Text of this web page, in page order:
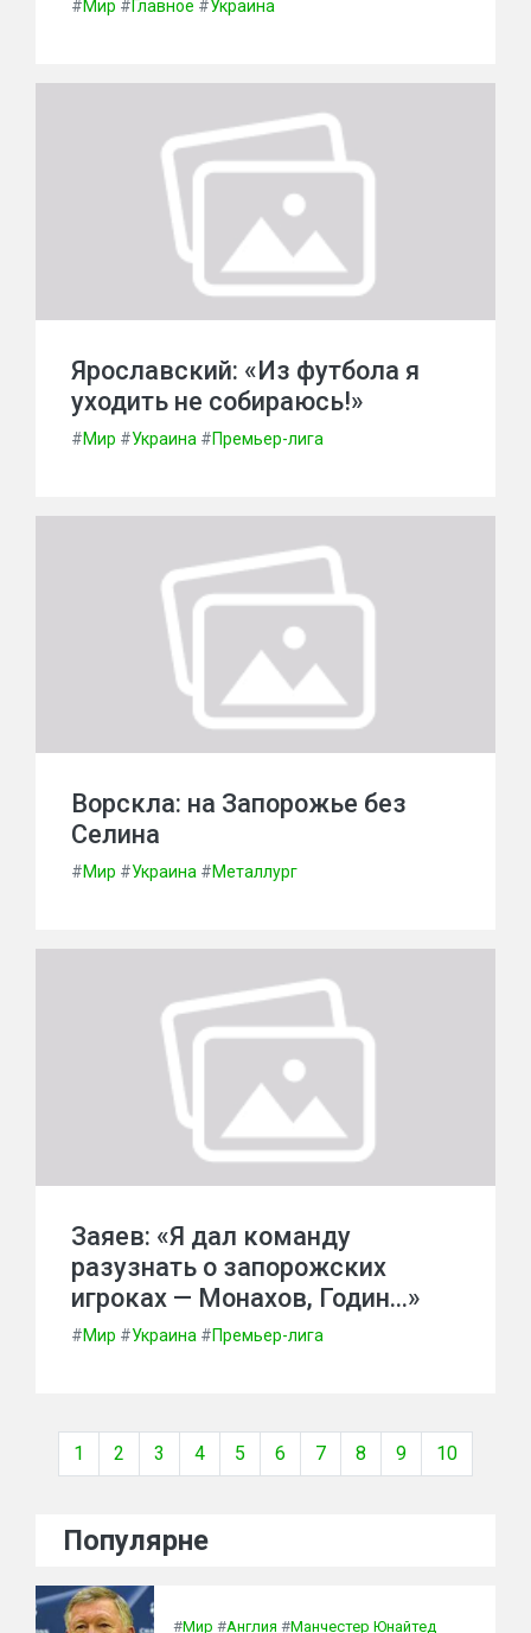
#Мир #Главное #Украина
Ярославский: «Из футбола я
уходить не собираюсь!»
#Мир #Украина #Премьер-лига
Ворскла: на Запорожье без
Селина
#Мир #Украина #Металлург
Заяев: «Я дал команду
разузнать о запорожских
игроках — Монахов, Годин…»
#Мир #Украина #Премьер-лига
1 2 3 4 5 6 7 8 9 10
Популярне
#Мир #Англия #Манчестер Юнайтед